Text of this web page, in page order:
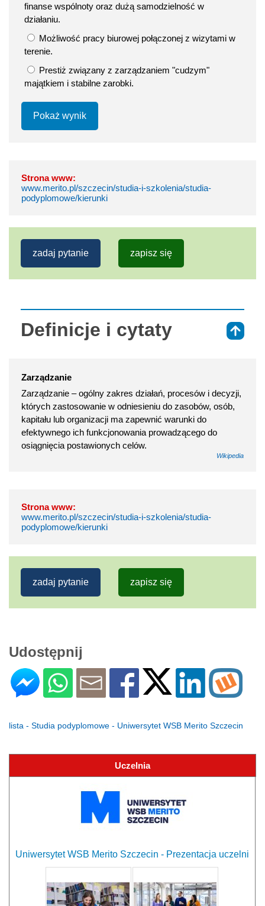
finanse wspólnoty oraz dużą samodzielność w
działaniu.
Możliwość pracy biurowej połączonej z wizytami w
terenie.
Prestiż związany z zarządzaniem "cudzym"
majątkiem i stabilne zarobki.
Pokaż wynik
Strona www:
www.merito.pl/szczecin/studia-i-szkolenia/studia-
podyplomowe/kierunki
zadaj pytanie zapisz się
Definicje i cytaty
Zarządzanie
Zarządzanie – ogólny zakres działań, procesów i decyzji,
których zastosowanie w odniesieniu do zasobów, osób,
kapitału lub organizacji ma zapewnić warunki do
efektywnego ich funkcjonowania prowadzącego do
osiągnięcia postawionych celów.
Wikipedia
Strona www:
www.merito.pl/szczecin/studia-i-szkolenia/studia-
podyplomowe/kierunki
zadaj pytanie zapisz się
Udostępnij
lista - Studia podyplomowe - Uniwersytet WSB Merito Szczecin
Uczelnia
Uniwersytet WSB Merito Szczecin - Prezentacja uczelni